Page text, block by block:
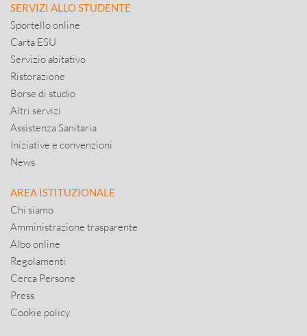
SERVIZI ALLO STUDENTE
Sportello online
Carta ESU
Servizio abitativo
Ristorazione
Borse di studio
Altri servizi
Assistenza Sanitaria
Iniziative e convenzioni
News
AREA ISTITUZIONALE
Chi siamo
Amministrazione trasparente
Albo online
Regolamenti
Cerca Persone
Press
Cookie policy